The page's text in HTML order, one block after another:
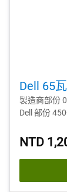
Dell 65
製造商部份
Dell 部份
NTD